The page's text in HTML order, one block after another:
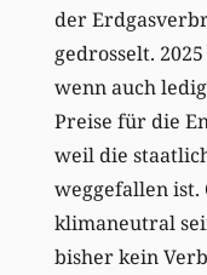
der
gedrosselt.
wenn auch
Preise für die
weil die
weggefallen ist.
klimaneutral
bisher kein